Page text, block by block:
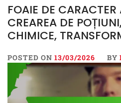
FOAIE DE
CREAREA DE
CHIMICE,
POSTED ON 13/03/2026 BY